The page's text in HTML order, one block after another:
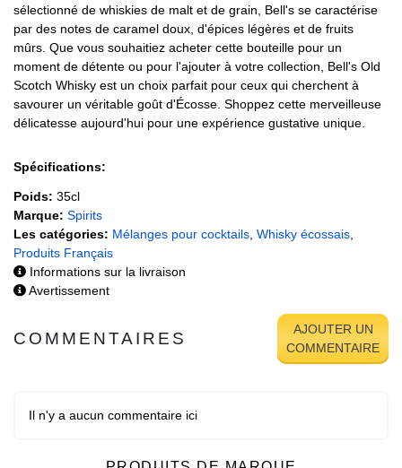
sélectionné de whiskies de malt et de grain, Bell's se caractérise
par des notes de caramel doux, d'épices légères et de fruits
mûrs. Que vous souhaitiez acheter cette bouteille pour un
moment de détente ou pour l'ajouter à votre collection, Bell's Old
Scotch Whisky est un choix parfait pour ceux qui cherchent à
savourer un véritable goût d'Écosse. Shoppez cette merveilleuse
délicatesse aujourd'hui pour une expérience gustative unique.
Spécifications:
Poids: 35cl
Marque: Spirits
Les catégories: Mélanges pour cocktails Whisky écossais
Produits Français
Informations sur la livraison
Avertissement
COMMENTAIRES
AJOUTER UN
COMMENTAIRE
Il n'y a aucun commentaire ici